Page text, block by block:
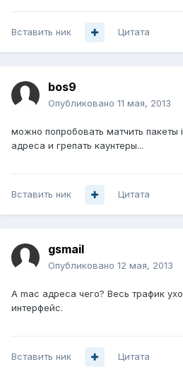
Вставить ник Цитата
bos9
Опубликовано 11 мая, 2013
можно попробовать матчить
адреса и грепать каунтеры...
Вставить ник Цитата
gsmail
Опубликовано 12 мая, 2013
А mac адреса чего? Весь трафик
интерфейс.
Вставить ник Цитата